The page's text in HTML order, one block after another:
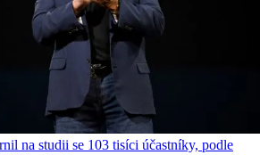
na studii se 103 tisíci účastníky, podle